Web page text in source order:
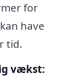
for
have
tid.
vækst: